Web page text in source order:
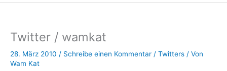
Twitter / wamkat
28. März 2010 / Schreibe einen Kommentar / Twitters / Von
Wam Kat